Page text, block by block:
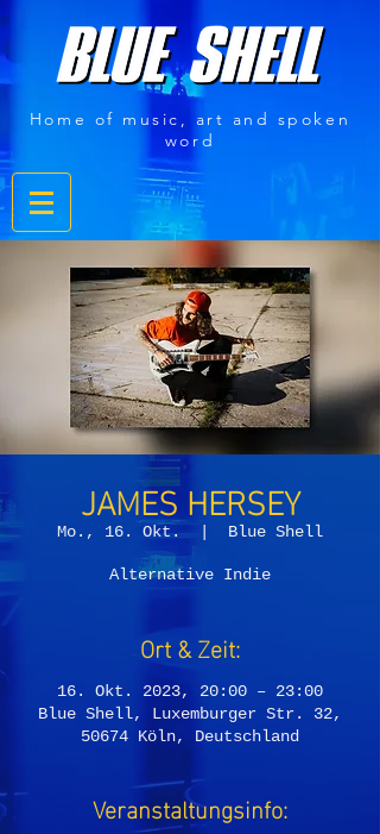
Home of music, art and spoken
word
JAMES HERSEY
Mo., 16. Okt.
  |
Blue Shell
Alternative Indie
Ort & Zeit:
16. Okt. 2023, 20:00 – 23:00
Blue Shell, Luxemburger Str. 32,
50674 Köln, Deutschland
Veranstaltungsinfo: